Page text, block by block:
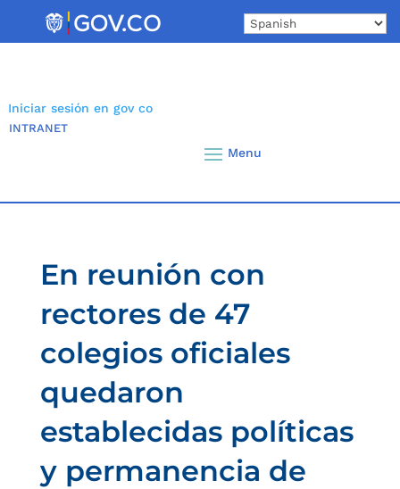
Iniciar sesión en gov co
INTRANET
En reunión con
rectores de 47
colegios oficiales
quedaron
establecidas políticas
y permanencia de